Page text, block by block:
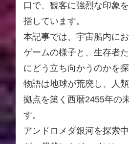
口で、観客に強烈な印象
指しています。
本記事では、宇宙船内に
ゲームの様子と、生存者
にどう立ち向かうのかを探
物語は地球が荒廃し、人
拠点を築く西暦2455年の
す。
アンドロメダ銀河を探索